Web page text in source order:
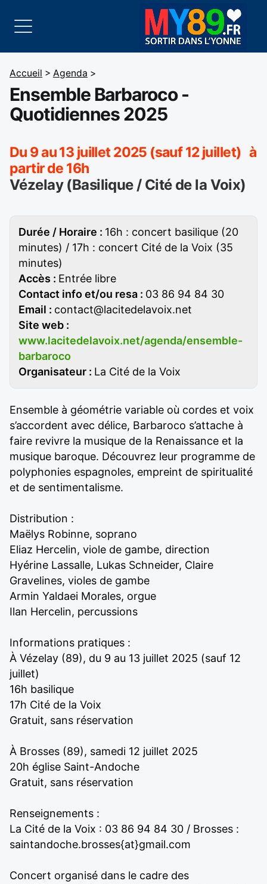
Accueil > Agenda >
Ensemble Barbaroco -
Quotidiennes 2025
Du 9 au 13 juillet 2025 (sauf 12 juillet) à
partir de 16h
Vézelay (Basilique / Cité de la Voix)
Durée / Horaire : 16h : concert basilique (20
minutes) / 17h : concert Cité de la Voix (35
minutes)
Accès : Entrée libre
Contact info et/ou resa : 03 86 94 84 30
Email : contact@lacitedelavoix.net
Site web :
www.lacitedelavoix.net/agenda/ensemble-
barbaroco
Organisateur : La Cité de la Voix
Ensemble à géométrie variable où cordes et voix
s’accordent avec délice, Barbaroco s’attache à
faire revivre la musique de la Renaissance et la
musique baroque. Découvrez leur programme de
polyphonies espagnoles, empreint de spiritualité
et de sentimentalisme.
Distribution :
Maëlys Robinne, soprano
Eliaz Hercelin, viole de gambe, direction
Hyérine Lassalle, Lukas Schneider, Claire
Gravelines, violes de gambe
Armin Yaldaei Morales, orgue
Ilan Hercelin, percussions
Informations pratiques :
À Vézelay (89), du 9 au 13 juillet 2025 (sauf 12
juillet)
16h basilique
17h Cité de la Voix
Gratuit, sans réservation
À Brosses (89), samedi 12 juillet 2025
20h église Saint-Andoche
Gratuit, sans réservation
Renseignements :
La Cité de la Voix : 03 86 94 84 30 / Brosses :
saintandoche.brosses{at}gmail.com
Concert organisé dans le cadre des